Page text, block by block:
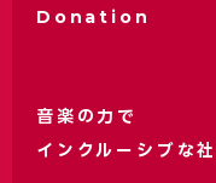
Donation
音楽の力で
インクルーシブな